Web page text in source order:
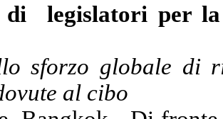
di
legislatori per
sforzo globale
al cibo